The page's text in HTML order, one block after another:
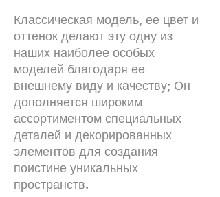
Классическая модель, ее цвет и
оттенок делают эту одну из
наших наиболее особых
моделей благодаря ее
внешнему виду и качеству; Он
дополняется широким
ассортиментом специальных
деталей и декорированных
элементов для создания
поистине уникальных
пространств.